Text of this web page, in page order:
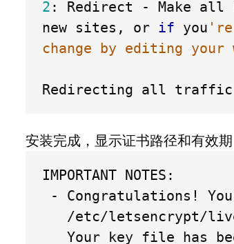
2 : Redirect - Make all
new sites, or if you 're
change by editing your
Redirecting all traffic
安装完成，显示证书路径和有效期
IMPORTANT NOTES:
- Congratulations!
/etc/letsencrypt/
Your key file has